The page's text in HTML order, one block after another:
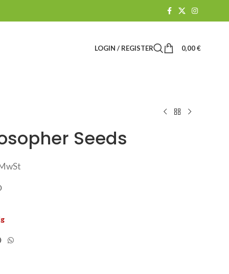
LOGIN / REGISTER 0,00€
Seeds